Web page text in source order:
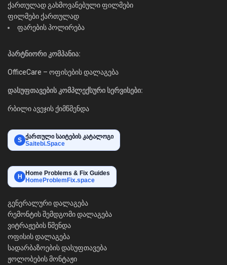
ქართულად გახმოვანებული ფილმები
ფილმები ქართულად
ფარების პოლირება
პარტნიორი კომპანია:
OfficeCare – ოფისების დალაგება
დასუფთავების კომპლექსური სერვისები:
რბილი ავეჯის ქიმწმენდა
S ქართული საიტების კატალოგი
Saitebi.Space
H
Home Problems & Fix Guides
HomeProblemFix.space
გენერალური დალაგება
რემონტის შემდგომი დალაგება
ვიტრაჟების წმენდა
ოფისის დალაგება
სადარბაზოების დასუფთავება
ჟოლობების მონტაჟი